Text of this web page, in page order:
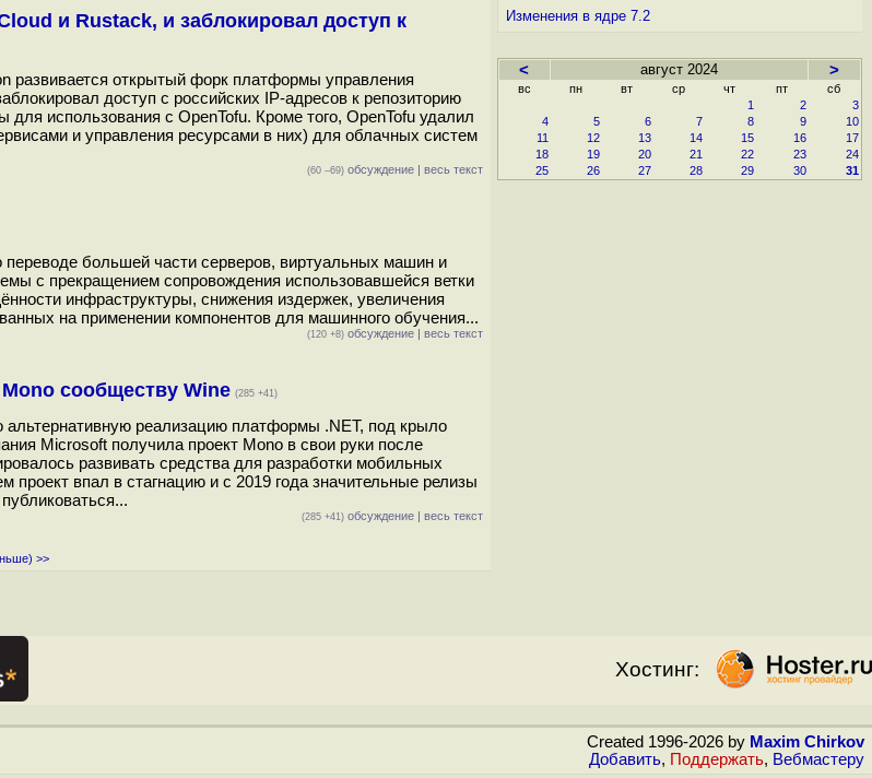
и Rustack, и заблокировал доступ к
развивается открытый форк платформы управления
доступ с российских IP-адресов к репозиторию
использования с OpenTofu. Кроме того, OpenTofu удалил
и управления ресурсами в них) для облачных систем
(60 –69) обсуждение | весь текст
большей части серверов, виртуальных машин и
с прекращением сопровождения использовавшейся ветки
инфраструктуры, снижения издержек, увеличения
на применении компонентов для машинного обучения...
(120 +8) обсуждение | весь текст
сообществу Wine (285 +41)
реализацию платформы .NET, под крыло
Microsoft получила проект Mono в свои руки после
развивать средства для разработки мобильных
проект впал в стагнацию и с 2019 года значительные релизы
(285 +41) обсуждение | весь текст
>>
Изменения в ядре 7.2
< август 2024 >
вс пн вт ср чт пт
сб
1
2
3
4
5 6 7 8 9
10
11
12 13 14 15 16
17
18
19 20 21 22 23
24
25
26 27 28 29 30 31
Хостинг:
Created 1996-2026 by Maxim Chirkov
Добавить, Поддержать, Вебмастеру